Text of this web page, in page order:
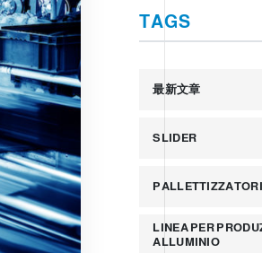
TAGS
最新文章
SLIDER
LINEA PER
ALLUMINIO